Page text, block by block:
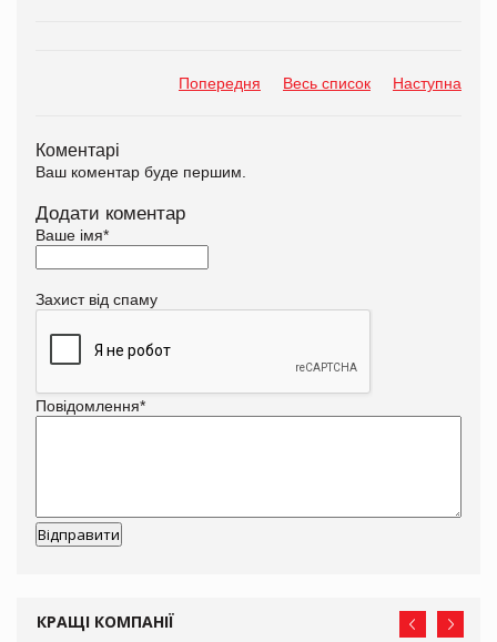
Попередня Весь список Наступна
Коментарі
Ваш коментар буде першим.
Додати коментар
Ваше імя*
Захист від спаму
Повідомлення*
КРАЩІ КОМПАНІЇ